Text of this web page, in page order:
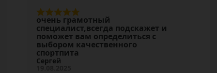
очень грамотный
специалист,всегда подскажет и
поможет вам определиться с
выбором качественного
спортпита
Сергей
19.08.2025